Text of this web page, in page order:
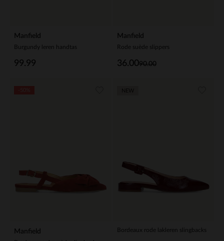
Manfield
Burgundy leren handtas
99.99
Manfield
Rode suède slippers
90.00
36.00
Manfield Bordeaux rode lakleren slingbacks